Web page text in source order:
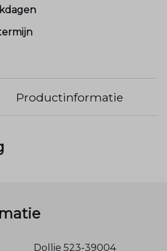
Productinformatie
Dollie 523-39004